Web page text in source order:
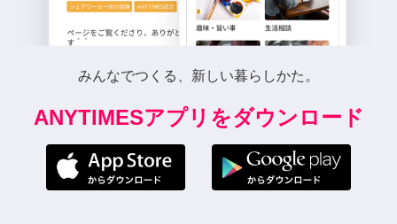
みんなでつくる、新しい暮らしかた。
ANYTIMESアプリをダウンロード